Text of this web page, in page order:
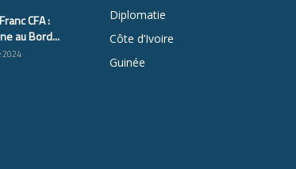
CFA :
au Bord...
2024
Diplomatie
Côte d’Ivoire
Guinée